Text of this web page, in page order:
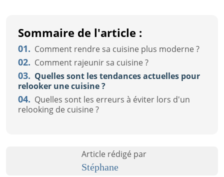
Sommaire de l'article :
01. Comment rendre sa cuisine plus moderne ?
02. Comment rajeunir sa cuisine ?
03. Quelles sont les tendances actuelles pour
relooker une cuisine ?
04. Quelles sont les erreurs à éviter lors d'un
relooking de cuisine ?
Article rédigé par
Stéphane